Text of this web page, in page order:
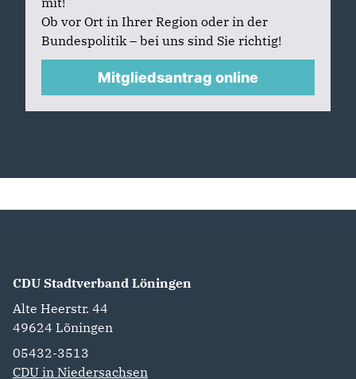
Ob vor Ort in Ihrer Region oder in der
Bundespolitik – bei uns sind Sie richtig!
Mitgliedsantrag online
CDU Stadtverband Löningen
Alte Heerstr. 44
49624 Löningen
05432-3513
CDU in Niedersachsen